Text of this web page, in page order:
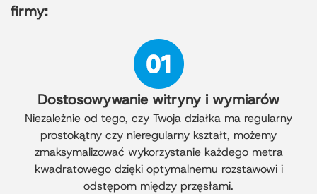
firmy:
Dostosowywanie witryny i wymiarów
Niezależnie od tego, czy Twoja działka ma regularny
prostokątny czy nieregularny kształt, możemy
zmaksymalizować wykorzystanie każdego metra
kwadratowego dzięki optymalnemu rozstawowi i
odstępom między przęsłami.